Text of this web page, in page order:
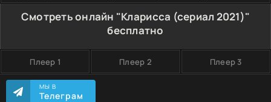
Смотреть онлайн "Кларисса (сериал 2021)"
бесплатно
Плеер 1 Плеер 2 Плеер 3
МЫ В
Телеграм